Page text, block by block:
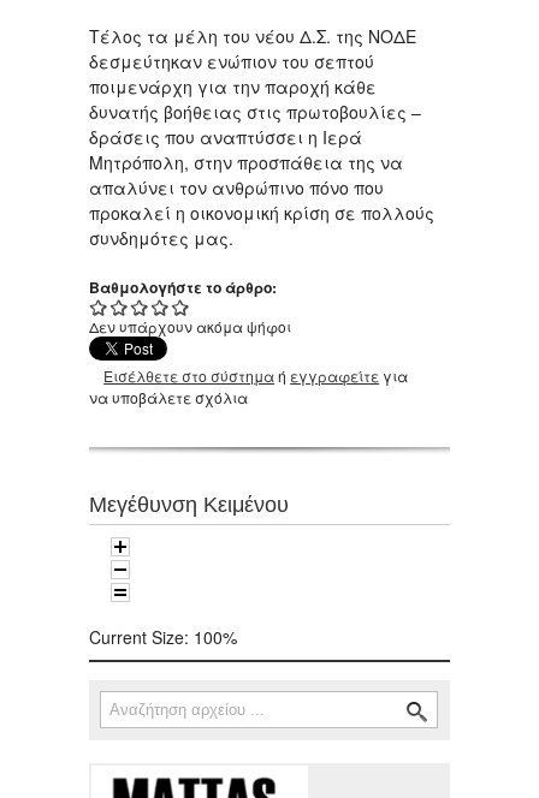
Τέλος τα μέλη του νέου Δ.Σ. της ΝΟΔΕ
δεσμεύτηκαν ενώπιον του σεπτού
ποιμενάρχη για την παροχή κάθε
δυνατής βοήθειας στις πρωτοβουλίες –
δράσεις που αναπτύσσει η Ιερά
Μητρόπολη, στην προσπάθεια της να
απαλύνει τον ανθρώπινο πόνο που
προκαλεί η οικονομική κρίση σε πολλούς
συνδημότες μας.
Βαθμολογήστε το άρθρο:
Δεν υπάρχουν ακόμα ψήφοι
Εισέλθετε στο σύστημαή εγγραφείτε για
να υποβάλετε σχόλια
Μεγέθυνση Κειμένου
Current Size: 100%
Φόρμα αναζήτησης
Αναζήτηση